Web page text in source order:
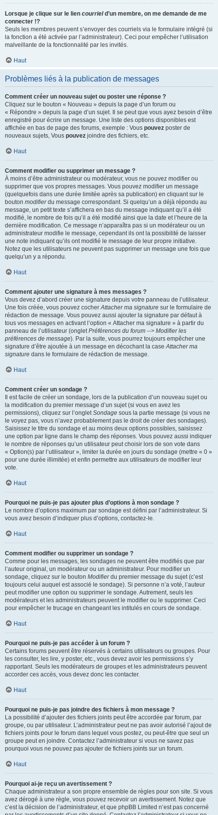
Lorsque je clique sur le lien courrield’un membre, on me demande de me
connecter !?
Seuls les membres peuvent s’envoyer des courriels via le formulaire intégré (si
la fonction a été activée par l’administrateur). Ceci pour empêcher l’utilisation
malveillante de la fonctionnalité par les invités.
Haut
Problèmes liés à la publication de messages
Comment créer un nouveau sujet ou poster une réponse ?
Cliquez sur le bouton « Nouveau » depuis la page d’un forum ou
« Répondre » depuis la page d’un sujet. Il se peut que vous ayez besoin d’être
enregistré pour écrire un message. Une liste des options disponibles est
affichée en bas de page des forums, exemple : Vous pouvez poster de
nouveaux sujets, Vous pouvez joindre des fichiers, etc.
Haut
Comment modifier ou supprimer un message ?
À moins d’être administrateur ou modérateur, vous ne pouvez modifier ou
supprimer que vos propres messages. Vous pouvez modifier un message
(quelquefois dans une durée limitée après sa publication) en cliquant sur le
bouton modifierdu message correspondant. Si quelqu’un a déjà répondu au
message, un petit texte s’affichera en bas du message indiquant qu’il a été
modifié, le nombre de fois qu’il a été modifié ainsi que la date et l’heure de la
dernière modification. Ce message n’apparaîtra pas si un modérateur ou un
administrateur modifie le message, cependant ils ont la possibilité de laisser
une note indiquant qu’ils ont modifié le message de leur propre initiative.
Notez que les utilisateurs ne peuvent pas supprimer un message une fois que
quelqu’un y a répondu.
Haut
Comment ajouter une signature à mes messages ?
Vous devez d’abord créer une signature depuis votre panneau de l’utilisateur.
Une fois créée, vous pouvez cocherAttacher ma signature sur le formulaire de
rédaction de message. Vous pouvez aussi ajouter la signature par défaut à
tous vos messages en activant l’option « Attacher ma signature » à partir du
panneau de l’utilisateur (ongletPréférences du forum --> Modifier les
préférences de message). Par la suite, vous pourrez toujours empêcher une
signature d’être ajoutée à un message en décochant la caseAttacher ma
signature dans le formulaire de rédaction de message.
Haut
Comment créer un sondage ?
Il est facile de créer un sondage, lors de la publication d’un nouveau sujet ou
la modification du premier message d’un sujet (si vous en avez les
permissions), cliquez sur l’ongletSondage sous la partie message (si vous ne
le voyez pas, vous n’avez probablement pas le droit de créer des sondages).
Saisissez le titre du sondage et au moins deux options possibles, saisissez
une option par ligne dans le champ des réponses. Vous pouvez aussi indiquer
le nombre de réponses qu’un utilisateur peut choisir lors de son vote dans
« Option(s) par l’utilisateur », limiter la durée en jours du sondage (mettre « 0 »
pour une durée illimitée) et enfin permettre aux utilisateurs de modifier leur
vote.
Haut
Pourquoi ne puis-je pas ajouter plus d’options à mon sondage ?
Le nombre d’options maximum par sondage est défini par l’administrateur. Si
vous avez besoin d’indiquer plus d’options, contactez-le.
Haut
Comment modifier ou supprimer un sondage ?
Comme pour les messages, les sondages ne peuvent être modifiés que par
l’auteur original, un modérateur ou un administrateur. Pour modifier un
sondage, cliquez sur le bouton Modifierdu premier message du sujet (c’est
toujours celui auquel est associé le sondage). Si personne n’a voté, l’auteur
peut modifier une option ou supprimer le sondage. Autrement, seuls les
modérateurs et les administrateurs peuvent le modifier ou le supprimer. Ceci
pour empêcher le trucage en changeant les intitulés en cours de sondage.
Haut
Pourquoi ne puis-je pas accéder à un forum ?
Certains forums peuvent être réservés à certains utilisateurs ou groupes. Pour
les consulter, les lire, y poster, etc., vous devez avoir les permissions s’y
rapportant. Seuls les modérateurs de groupes et les administrateurs peuvent
accorder ces accès, vous devez donc les contacter.
Haut
Pourquoi ne puis-je pas joindre des fichiers à mon message ?
La possibilité d’ajouter des fichiers joints peut être accordée par forum, par
groupe, ou par utilisateur. L’administrateur peut ne pas avoir autorisé l’ajout de
fichiers joints pour le forum dans lequel vous postez, ou peut-être que seul un
groupe peut en joindre. Contactez l’administrateur si vous ne savez pas
pourquoi vous ne pouvez pas ajouter de fichiers joints sur un forum.
Haut
Pourquoi ai-je reçu un avertissement ?
Chaque administrateur a son propre ensemble de règles pour son site. Si vous
avez dérogé à une règle, vous pouvez recevoir un avertissement. Notez que
c’est la décision de l’administrateur, et que phpBB Limited n’est pas concerné